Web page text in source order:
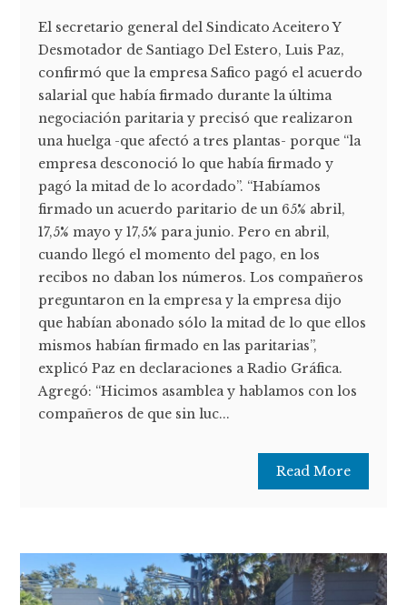
El secretario general del Sindicato Aceitero Y
Desmotador de Santiago Del Estero, Luis Paz,
confirmó que la empresa Safico pagó el acuerdo
salarial que había firmado durante la última
negociación paritaria y precisó que realizaron
una huelga -que afectó a tres plantas- porque “la
empresa desconoció lo que había firmado y
pagó la mitad de lo acordado”. “Habíamos
firmado un acuerdo paritario de un 65% abril,
17,5% mayo y 17,5% para junio. Pero en abril,
cuando llegó el momento del pago, en los
recibos no daban los números. Los compañeros
preguntaron en la empresa y la empresa dijo
que habían abonado sólo la mitad de lo que ellos
mismos habían firmado en las paritarias”,
explicó Paz en declaraciones a Radio Gráfica.
Agregó: “Hicimos asamblea y hablamos con los
compañeros de que sin luc...
Read More